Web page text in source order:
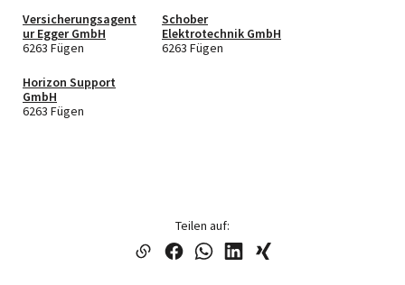
Versicherungsagent
ur Egger GmbH
6263 Fügen
Schober
Elektrotechnik GmbH
6263 Fügen
Horizon Support
GmbH
6263 Fügen
Teilen auf: